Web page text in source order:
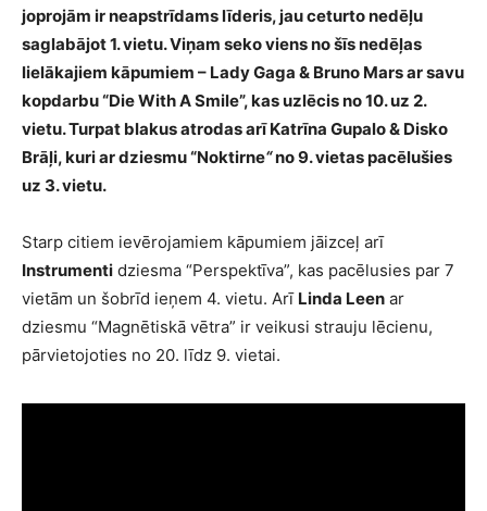
joprojām ir neapstrīdams līderis, jau ceturto nedēļu
saglabājot 1. vietu. Viņam seko viens no šīs nedēļas
lielākajiem kāpumiem – Lady Gaga & Bruno Mars ar savu
kopdarbu “Die With A Smile”, kas uzlēcis no 10. uz 2.
vietu. Turpat blakus atrodas arī Katrīna Gupalo & Disko
Brāļi, kuri ar dziesmu “Noktirne“no 9. vietas pacēlušies
uz 3. vietu.
Starp citiem ievērojamiem kāpumiem jāizceļ arī
Instrumenti dziesma “Perspektīva”, kas pacēlusies par 7
vietām un šobrīd ieņem 4. vietu. Arī Linda Leen ar
dziesmu “Magnētiskā vētra” ir veikusi strauju lēcienu,
pārvietojoties no 20. līdz 9. vietai.